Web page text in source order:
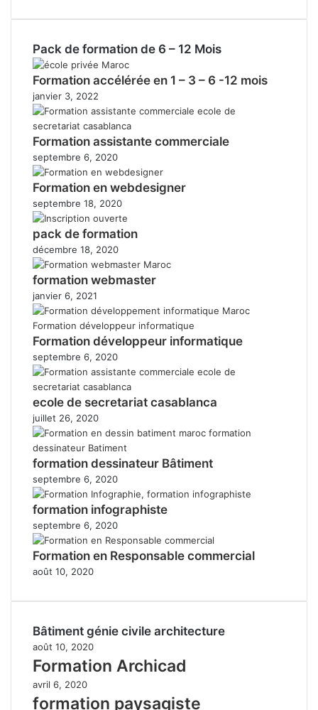
Pack de formation de 6 – 12 Mois
Formation accélérée en 1 – 3 – 6 -12 mois
janvier 3, 2022
Formation assistante commerciale
septembre 6, 2020
Formation en webdesigner
septembre 18, 2020
pack de formation
décembre 18, 2020
formation webmaster
janvier 6, 2021
Formation développeur informatique
septembre 6, 2020
ecole de secretariat casablanca
juillet 26, 2020
formation dessinateur Bâtiment
septembre 6, 2020
formation infographiste
septembre 6, 2020
Formation en Responsable commercial
août 10, 2020
Bâtiment génie civile architecture
août 10, 2020
Formation Archicad
avril 6, 2020
formation paysagiste